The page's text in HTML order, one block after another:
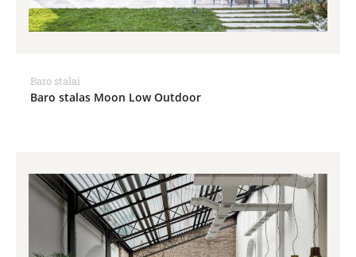
Baro stalai
Baro stalas Moon Low Outdoor